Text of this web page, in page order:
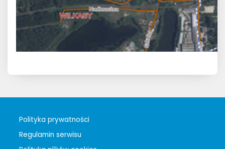
Polityka prywatności
Regulamin serwisu